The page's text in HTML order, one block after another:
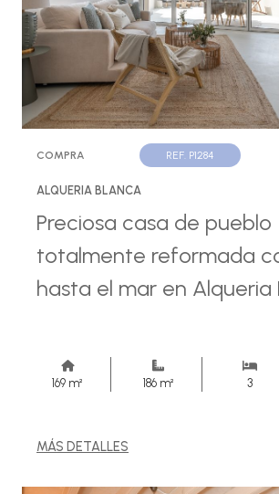
COMPRA REF. P1284
ALQUERIA BLANCA
Preciosa casa de pueblo
totalmente reformada
hasta el mar en Alqueria
169 m² 186 m² 3
MÁS DETALLES